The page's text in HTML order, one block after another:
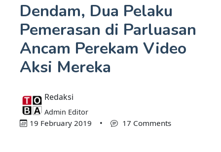
Dendam, Dua Pelaku
Pemerasan di Parluasan
Ancam Perekam Video
Aksi Mereka
Redaksi
Admin Editor
19 February 2019 • 17 Comments